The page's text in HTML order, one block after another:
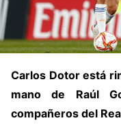
Carlos Dotor está
mano de Raúl
compañeros del